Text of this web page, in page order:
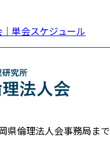
単会スケジュール
県倫理法人会事務局まで